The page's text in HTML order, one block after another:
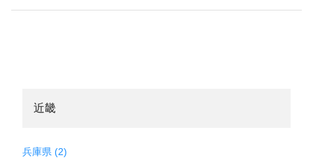
近畿
兵庫県 (2)